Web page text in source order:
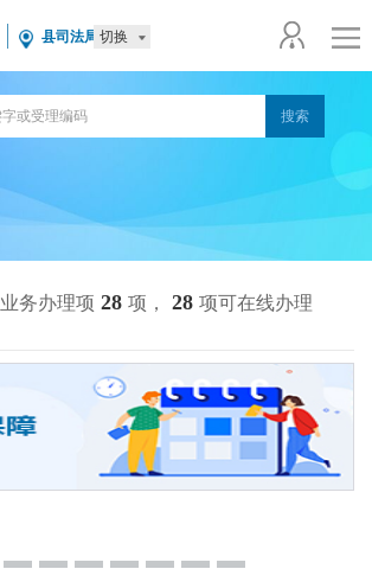
县司法局 切换
业务办理项 28 项， 28 项可在线办理